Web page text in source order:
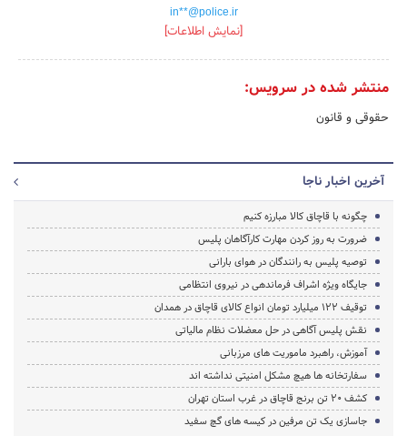
in**@police.ir
[نمایش اطلاعات]
منتشر شده در سرویس:
حقوقی و قانون
آخرین اخبار ناجا
چگونه با قاچاق کالا مبارزه کنیم
ضرورت به روز کردن مهارت کارآگاهان پلیس
توصیه پلیس به رانندگان در هوای بارانی
جایگاه ویژه اشراف فرماندهی در نیروی انتظامی
توقیف 122 میلیارد تومان انواع کالای قاچاق در همدان
نقش پلیس آگاهی در حل معضلات نظام مالیاتی
آموزش، راهبرد ماموریت های مرزبانی
سفارتخانه ها هیچ مشکل امنیتی نداشته اند
کشف 20 تن برنج قاچاق در غرب استان تهران
جاسازی یک تن مرفین در کیسه های گچ سفید